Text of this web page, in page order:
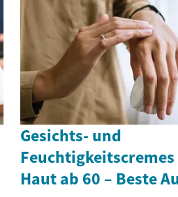
Gesichts- und
Haut ab 60 – Beste